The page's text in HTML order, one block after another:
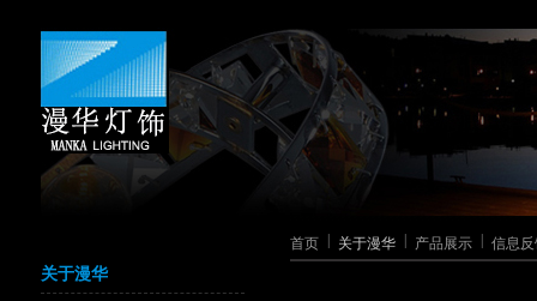
关于漫华
首页 关于漫华 产品展示 信息反